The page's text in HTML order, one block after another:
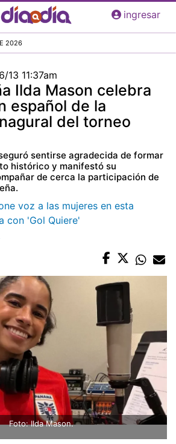
Pasar
al
principal
ingresar
2026
13 11:37am
Ilda Mason celebra
español de la
del torneo
sentirse agradecida de formar
histórico y manifestó su
de cerca la participación de
voz a las mujeres en esta
con 'Gol Quiere'
Foto: Ilda Mason.